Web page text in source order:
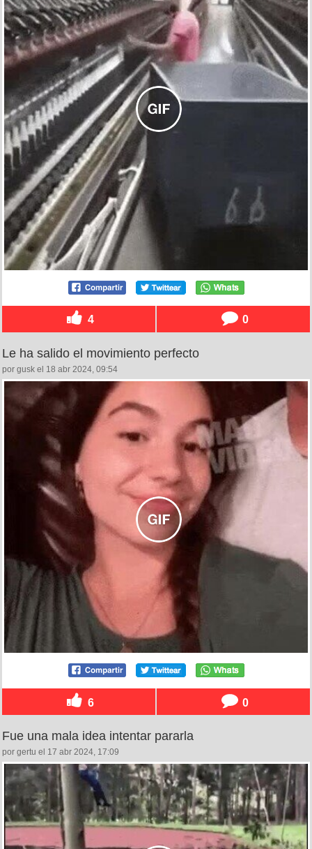
4 0
Le ha salido el movimiento perfecto
por gusk el 18 abr 2024, 09:54
6 0
Fue una mala idea intentar pararla
por gertu el 17 abr 2024, 17:09